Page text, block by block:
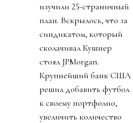
изучили 25-страничный
план. Вскрылось, что за
синдикатом, который
сколачивал Кушнер
стоял JPMorgan.
Крупнейший банк США
решил добавить футбол
к своему портфолио,
увеличить количество